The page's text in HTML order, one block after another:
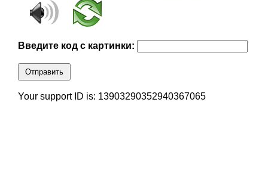
Введите код с картинки:
Отправить
Your support ID is: 13903290352940367065